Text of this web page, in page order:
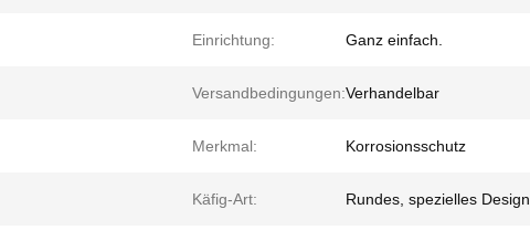
Einrichtung: Ganz einfach.
Versandbedingungen:Verhandelbar
Merkmal: Korrosionsschutz
Käfig-Art: Rundes, spezielles Design